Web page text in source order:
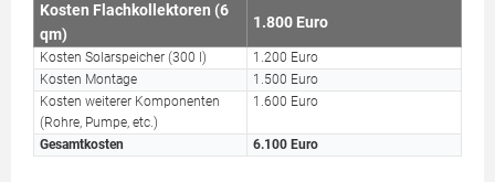
Kosten Flachkollektoren (6
qm)
1.800 Euro
Kosten Solarspeicher (300 l)
1.200 Euro
Kosten Montage
1.500 Euro
Kosten weiterer Komponenten
(Rohre, Pumpe, etc.)
1.600 Euro
Gesamtkosten 6.100 Euro